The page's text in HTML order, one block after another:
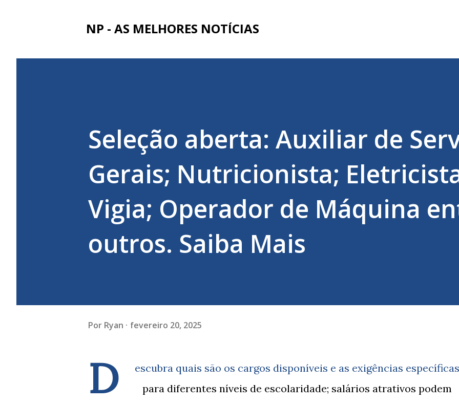
NP - AS MELHORES NOTÍCIAS
Seleção aberta: Auxiliar de
Gerais; Nutricionista;
Vigia; Operador de Máquina
outros. Saiba Mais
Por Ryan fevereiro 20, 2025
D
escubra quais são os cargos disponíveis e as exigências específicas
para diferentes níveis de escolaridade; salários atrativos podem